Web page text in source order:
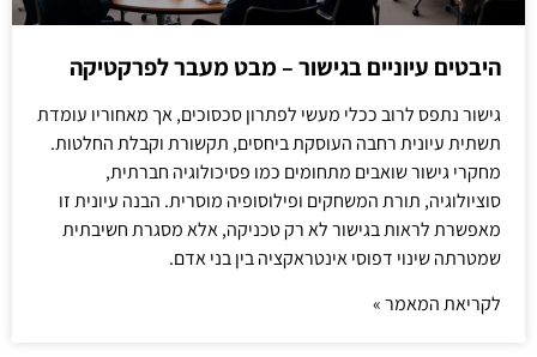
היבטים עיוניים בגישור – מבט מעבר לפרקטיקה
גישור נתפס לרוב ככלי מעשי לפתרון סכסוכים, אך מאחוריו עומדת
תשתית עיונית רחבה העוסקת ביחסים, תקשורת וקבלת החלטות.
מחקרי גישור שואבים מתחומים כמו פסיכולוגיה חברתית,
סוציולוגיה, תורת המשחקים ופילוסופיה מוסרית. הבנה עיונית זו
מאפשרת לראות בגישור לא רק טכניקה, אלא מסגרת חשיבתית
שמטרתה שינוי דפוסי אינטראקציה בין בני אדם.
לקריאת המאמר »